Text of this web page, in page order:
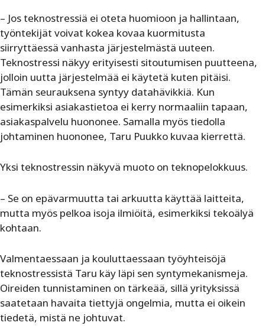
– Jos teknostressiä ei oteta huomioon ja hallintaan,
työntekijät voivat kokea kovaa kuormitusta
siirryttäessä vanhasta järjestelmästä uuteen.
Teknostressi näkyy erityisesti sitoutumisen puutteena,
jolloin uutta järjestelmää ei käytetä kuten pitäisi.
Tämän seurauksena syntyy datahävikkiä. Kun
esimerkiksi asiakastietoa ei kerry normaaliin tapaan,
asiakaspalvelu huononee. Samalla myös tiedolla
johtaminen huononee, Taru Puukko kuvaa kierrettä.
Yksi teknostressin näkyvä muoto on teknopelokkuus.
– Se on epävarmuutta tai arkuutta käyttää laitteita,
mutta myös pelkoa isoja ilmiöitä, esimerkiksi tekoälyä
kohtaan.
Valmentaessaan ja kouluttaessaan työyhteisöjä
teknostressistä Taru käy läpi sen syntymekanismeja.
Oireiden tunnistaminen on tärkeää, sillä yrityksissä
saatetaan havaita tiettyjä ongelmia, mutta ei oikein
tiedetä, mistä ne johtuvat.